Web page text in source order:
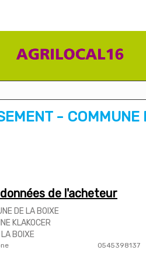
- COMMUNE
de l'acheteur
DE LA BOIXE
KLAKOCER
BOIXE
0545398137